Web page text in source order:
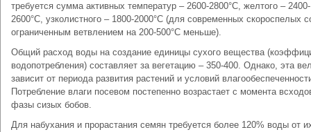
требуется сумма активных температур – 2600-2800°С, желтого – 2400-
2600°С, узколистного – 1800-2000°С (для современных скороспелых
ограниченным ветвлением на 200-500°С меньше).
Общий расход воды на создание единицы сухого вещества
водопотребления) составляет за вегетацию – 350-400. Однако, эта
зависит от периода развития растений и условий
Потребление влаги посевом постепенно возрастает с момента
фазы сизых бобов.
Для набухания и прорастания семян требуется более 120% воды от